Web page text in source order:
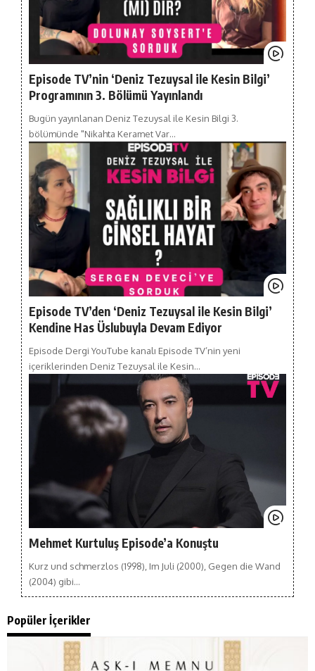
Episode TV’nin ‘Deniz Tezuysal ile Kesin Bilgi’
Programının 3. Bölümü Yayınlandı
Bugün yayınlanan Deniz Tezuysal ile Kesin Bilgi 3.
bölümünde "Nikahta Keramet Var…
Episode TV’den ‘Deniz Tezuysal ile Kesin Bilgi’
Kendine Has Üslubuyla Devam Ediyor
Episode Dergi YouTube kanalı Episode TV’nin yeni
içeriklerinden Deniz Tezuysal ile Kesin…
Mehmet Kurtuluş Episode’a Konuştu
Kurz und schmerzlos (1998), Im Juli (2000), Gegen die Wand
(2004) gibi…
Popüler İçerikler